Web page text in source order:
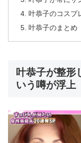
叶恭子のコスプ
叶恭子のまとめ
叶恭子が整形
いう噂が浮上